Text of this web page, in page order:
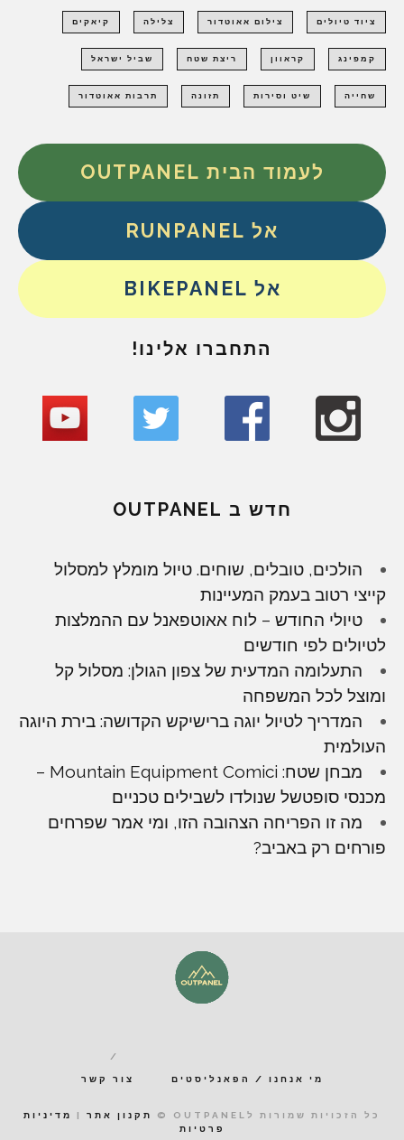
ציוד טיולים צילום אאוטדור צלילה קיאקים
קמפינג קראוון ריצת שטח שביל ישראל
שחייה שיט וסירות תזונה תרבות אאוטדור
לעמוד הבית OUTPANEL
אל RUNPANEL
אל BIKEPANEL
התחברו אלינו!
חדש ב OUTPANEL
הולכים, טובלים, שוחים. טיול מומלץ למסלול
קייצי רטוב בעמק המעיינות
טיולי החודש – לוח אאוטפאנל עם ההמלצות
לטיולים לפי חודשים
התעלומה המדעית של צפון הגולן: מסלול קל
ומוצל לכל המשפחה
המדריך לטיול יוגה ברישיקש הקדושה: בירת היוגה
העולמית
מבחן שטח: Mountain Equipment Comici –
מכנסי סופטשל שנולדו לשבילים טכניים
מה זו הפריחה הצהובה הזו, ומי אמר שפרחים
פורחים רק באביב?
מי אנחנו / הפאנליסטים צור קשר
כל הזכויות שמורות לOUTPANEL © תקנון אתר
מדיניות
פרטיות